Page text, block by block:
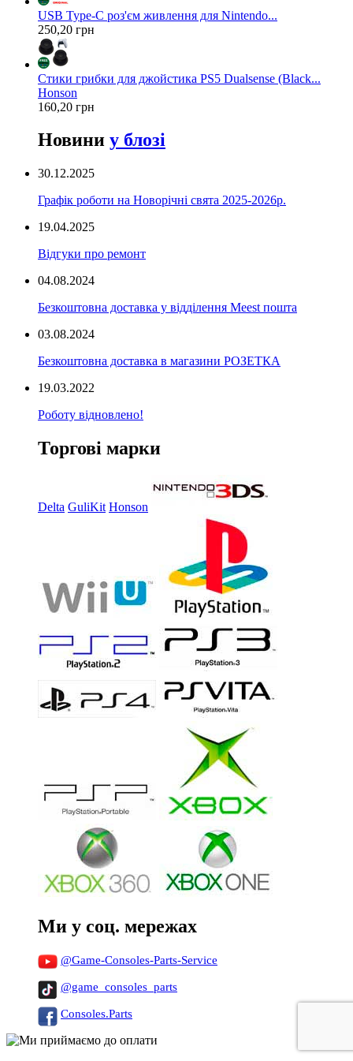
USB Type-C роз'єм живлення для Nintendo...
250,20 грн
Стики грибки для джойстика PS5 Dualsense (Black...
Honson
160,20 грн
Новини у блозі
30.12.2025
Графік роботи на Новорічні свята 2025-2026р.
19.04.2025
Відгуки про ремонт
04.08.2024
Безкоштовна доставка у відділення Meest пошта
03.08.2024
Безкоштовна доставка в магазини РОЗЕТКА
19.03.2022
Роботу відновлено!
Торгові марки
Delta GuliKit Honson
Ми у соц. мережах
@Game-Consoles-Parts-Service
@game_consoles_parts
Consoles.Parts